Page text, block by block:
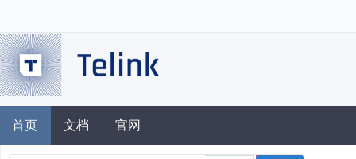
首页 文档 官网